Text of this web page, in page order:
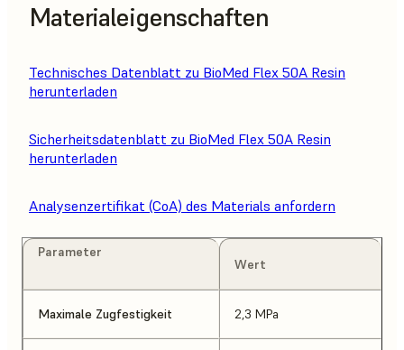
Materialeigenschaften
Technisches Datenblatt zu BioMed Flex 50A Resin
herunterladen
Sicherheitsdatenblatt zu BioMed Flex 50A Resin
herunterladen
Analysenzertifikat (CoA) des Materials anfordern
Parameter
Wert
Maximale Zugfestigkeit 2,3 MPa